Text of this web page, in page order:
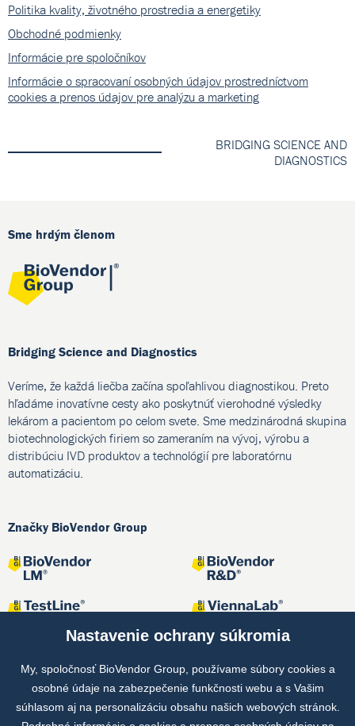
Politika kvality, životného prostredia a energetiky
Obchodné podmienky
Informácie pre spoločníkov
Informácie o spracovaní osobných údajov prostredníctvom
cookies a prenos údajov pre analýzu a marketing
BRIDGING SCIENCE AND
DIAGNOSTICS
Sme hrdým členom
Bridging Science and Diagnostics
Veríme, že každá liečba začína spoľahlivou diagnostikou. Preto
hľadáme inovatívne cesty ako poskytnúť vierohodné výsledky
lekárom a pacientom po celom svete. Sme medzinárodná skupina
biotechnologických firiem so zameraním na vývoj, výrobu a
distribúciu IVD produktov a technológií pre laboratórnu
automatizáciu.
Značky BioVendor Group
Spoločné projekty
Nastavenie ochrany súkromia
My, spoločnosť BioVendor Group, používame súbory cookies a
osobné údaje na zabezpečenie funkčnosti webu a s Vašim
súhlasom aj na personalizáciu obsahu našich webových stránok.